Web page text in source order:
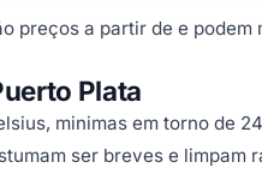
preços a partir de e podem
Plata
minimas em torno de
ser breves e limpam